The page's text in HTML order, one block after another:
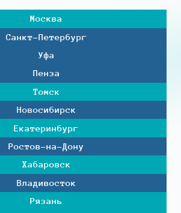
Москва
Санкт-Петербург
Уфа
Пенза
Томск
Новосибирск
Екатеринбург
Ростов-на-Дону
Хабаровск
Владивосток
Рязань